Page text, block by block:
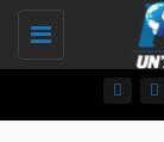
Toggle